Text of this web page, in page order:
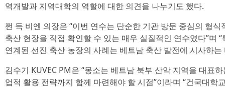
역개발과 지역대학의 역할에 대한 의견을 나누기도 했다.
쩐 득 비엔 의장은 “이번 연수는 단순한 기관 방문 중심의 형
축산 현장을 직접 확인할 수 있는 매우 실질적인 연수였다”며
연계된 선진 축산 농장의 사례는 베트남 축산 발전에 시사하는
김수기 KUVEC PM은 “몽소는 베트남 북부 산악 지역을 대표
업적 활용 전략까지 함께 마련해야 할 시점”이라며 “건국대학